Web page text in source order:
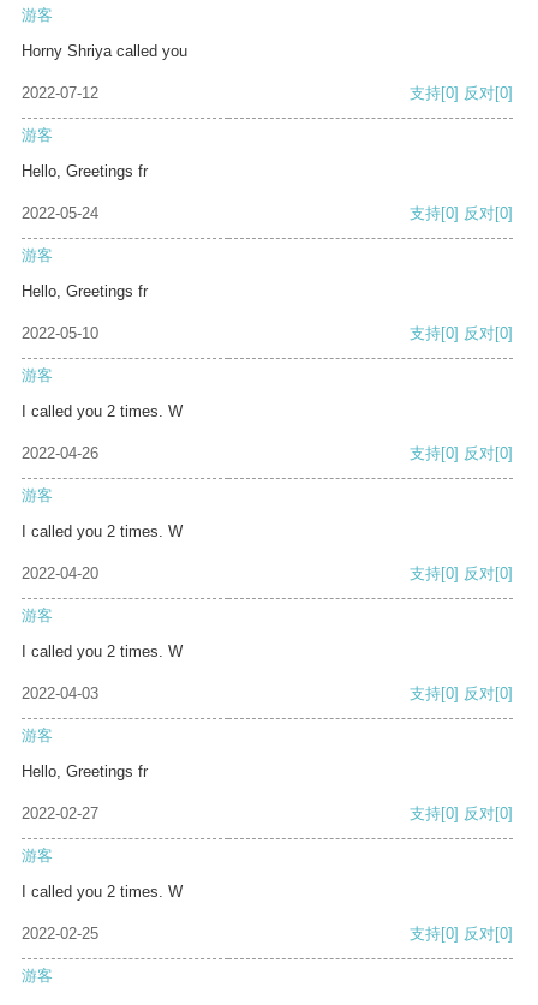
游客
Horny Shriya called you
2022-07-12 支持[0] 反对[0]
游客
Hello, Greetings fr
2022-05-24 支持[0] 反对[0]
游客
Hello, Greetings fr
2022-05-10 支持[0] 反对[0]
游客
I called you 2 times. W
2022-04-26 支持[0] 反对[0]
游客
I called you 2 times. W
2022-04-20 支持[0] 反对[0]
游客
I called you 2 times. W
2022-04-03 支持[0] 反对[0]
游客
Hello, Greetings fr
2022-02-27 支持[0] 反对[0]
游客
I called you 2 times. W
2022-02-25 支持[0] 反对[0]
游客